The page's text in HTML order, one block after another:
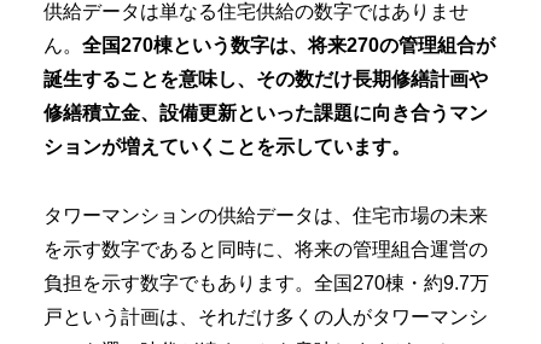
供給データは単なる住宅供給の数字ではありませ
ん。 全国270棟という数字は、将来270の管理組合が
誕生することを意味し、その数だけ長期修繕計画や
修繕積立金、設備更新といった課題に向き合うマン
ションが増えていくことを示しています。
タワーマンションの供給データは、住宅市場の未来
を示す数字であると同時に、将来の管理組合運営の
負担を示す数字でもあります。全国270棟・約9.7万
戸という計画は、それだけ多くの人がタワーマンシ